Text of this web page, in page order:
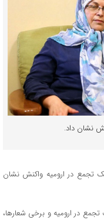
نشان داد.
تجمع در ارومیه واکنش نشان
در ارومیه و برخی شعارها،